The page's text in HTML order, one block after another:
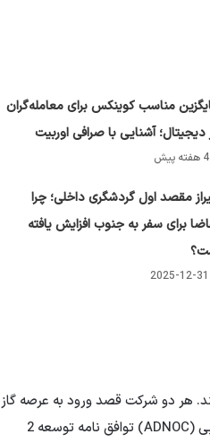
مناسب کوینکس برای معامله‌گران
دیجیتال؛ آشنایی با صرافی اوربیت
4 هفته پیش
مقصد اول گردشگری داخلی؛ چرا
برای سفر به جنوب افزایش یافته
2025-12-31
هر دو شرکت قصد ورود به عرصه گاز
طبیعی را دارند. روشی که سایر غول های نفتی گرفته اند. ماه گذشته ، شرکت ملی نفت ابوظبی (ADNOC) توافق نامه توسعه 2